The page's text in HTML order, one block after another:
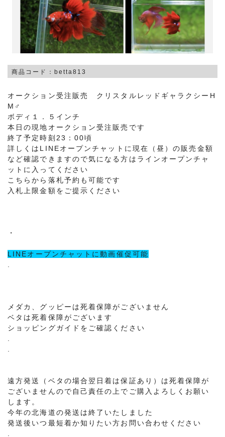
商品コード：betta813
オークション受注販売 クリスタルレッドギャラクシーH
M♂
ボディ１．５インチ
本日の現地オークション受注販売です
終了予定時刻23：00頃
詳しくはLINEオープンチャットに現在（昼）の販売金額
など確認できますので気になる方はラインオープンチャ
ットに入ってください
こちらから落札予約も可能です
入札上限金額をご提示ください
・
LINEオープンチャットに動画催促可能
.
メダカ、グッピーは死着保障がございません
ベタは死着保障がございます
ショッピングガイドをご確認ください
.
.
遠方発送（ベタの場合翌日着は保証あり）は死着保障が
ございませんので自己責任の上でご購入よろしくお願い
します。
今年の北海道の発送は終了いたしました
発送後いつ最短着か知りたい方お問い合わせください
.